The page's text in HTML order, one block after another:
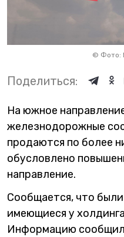
© Фото:
Поделиться:
На южное
железнодорожные
продаются по более
обусловлено
направление.
Сообщается, что
имеющиеся у
Информацию